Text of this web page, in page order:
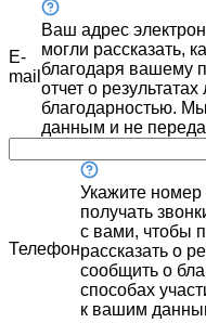
E-
mail
Ваш адрес
могли рассказать,
благодаря вашему
отчет о
благодарностью.
данным и не
Телефон
Укажите
получать
с вами, чтобы
рассказать о
сообщить о
способах
к вашим